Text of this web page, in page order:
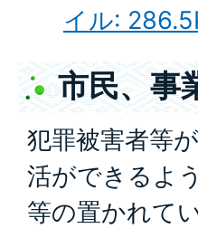
イル:
市民、事
犯罪被害者等
活ができるよ
等の置かれて